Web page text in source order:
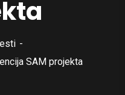
SAM projekta